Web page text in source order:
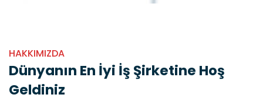
HAKKIMIZDA
Dünyanın En İyi İş Şirketine Hoş
Geldiniz